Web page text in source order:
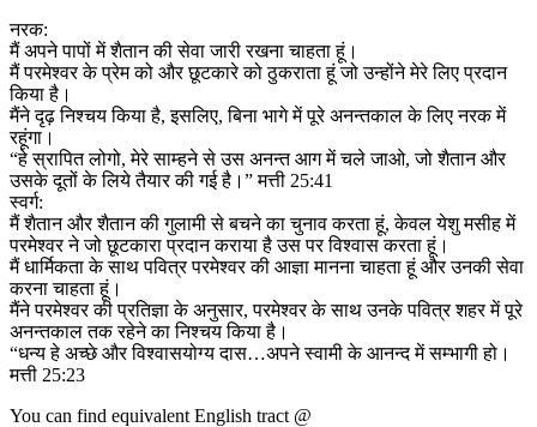
नरक:
मैं अपने पापों में शैतान की सेवा जारी रखना चाहता हूं।
मैं परमेश्वर के प्रेम को और छूटकारे को ठुकराता हूं जो उन्होंने मेरे लिए प्रदान
किया है।
मैंने दृढ़ निश्चय किया है, इसलिए, बिना भागे में पूरे अनन्तकाल के लिए नरक में
रहूंगा।
“हे स्रापित लोगो, मेरे साम्हने से उस अनन्त आग में चले जाओ, जो शैतान और
उसके दूतों के लिये तैयार की गई है।” मत्ती 25:41
स्वर्ग:
मैं शैतान और शैतान की गुलामी से बचने का चुनाव करता हूं, केवल येशु मसीह में
परमेश्वर ने जो छूटकारा प्रदान कराया है उस पर विश्वास करता हूं।
मैं धार्मिकता के साथ पवित्र परमेश्वर की आज्ञा मानना चाहता हूं और उनकी सेवा
करना चाहता हूं।
मैंने परमेश्वर की प्रतिज्ञा के अनुसार, परमेश्वर के साथ उनके पवित्र शहर में पूरे
अनन्तकाल तक रहेने का निश्चय किया है।
“धन्य हे अच्छे और विश्वासयोग्य दास…अपने स्वामी के आनन्द में सम्भागी हो।
मत्ती 25:23
You can find equivalent English tract @